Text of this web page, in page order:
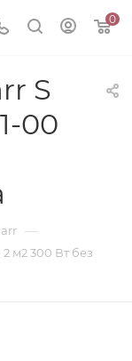
0
S
00
—
м2 300 Вт без